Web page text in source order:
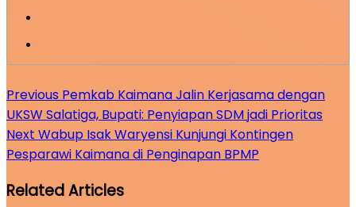
Previous Pemkab Kaimana Jalin Kerjasama dengan
UKSW Salatiga, Bupati: Penyiapan SDM jadi Prioritas
Next Wabup Isak Waryensi Kunjungi Kontingen
Pesparawi Kaimana di Penginapan BPMP
Related Articles